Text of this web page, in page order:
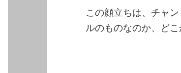
この顔立ちは、チャ
ルのものなのか、ど